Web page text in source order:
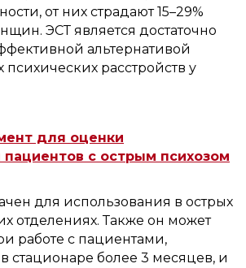
от них страдают 15–29%
ЭСТ является достаточно
альтернативой
расстройств у
для оценки
пациентов с острым психозом
для использования в острых
отделениях. Также он может
работе с пациентами,
стационаре более 3 месяцев, и